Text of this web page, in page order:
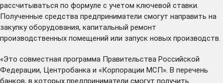
рассчитываться по формуле с учетом ключевой ставки.
Полученные средства предприниматели смогут направить на
закупку оборудования, капитальный ремонт
производственных помещений или запуск новых производств.
«Это совместная программа Правительства Российской
Федерации, Центробанка и «Корпорации МСП». В перечень
банков, в которых предприниматели смогут получить